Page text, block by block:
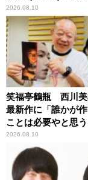
2026.08.10
笑福亭鶴瓶 西川美
最新作に「誰かが
ことは必要やと思う
2026.08.10